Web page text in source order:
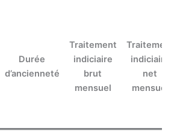
Durée
d’ancienneté
Traitement
indiciaire
brut
mensuel
Traitement
indiciaire
net
mensuel